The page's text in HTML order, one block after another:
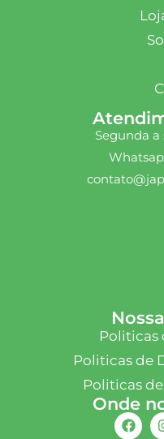
Segunda a
Politicas
Politicas de
Politicas
Onde